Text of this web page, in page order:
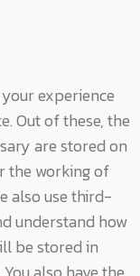
experience
Out of these, the
are stored on
the working of
also use third-
understand how
be stored in